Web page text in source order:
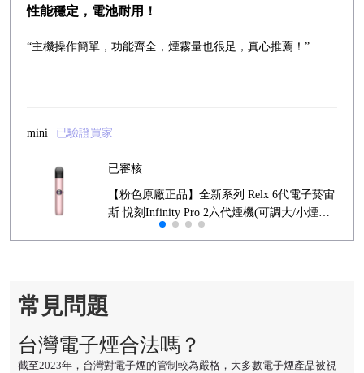
性能穩定，電池耐用！
“主機操作簡單，功能齊全，煙霧量也很足，真心推薦！”
mini 已驗證買家
已審核
【粉色原廠正品】全新系列 Relx 6代電子菸宙
斯 悅刻Infinity Pro 2六代煙機(可調大/小煙量)
支持Relx 4/5代煙彈通用 (下訂秒發貨)
常見問題
台灣電子煙合法嗎？
截至2023年，台灣對電子煙的管制較為嚴格，大多數電子煙產品被視